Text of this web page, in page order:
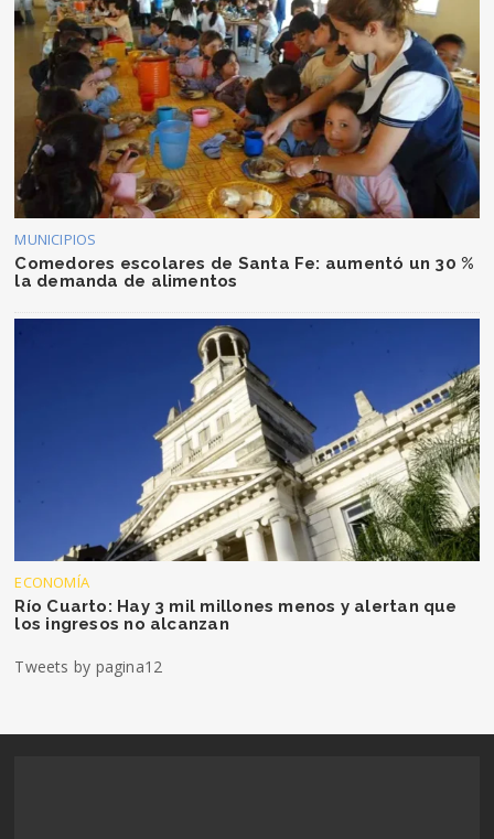
MUNICIPIOS
Comedores escolares de Santa Fe: aumentó un 30 %
la demanda de alimentos
ECONOMÍA
Río Cuarto: Hay 3 mil millones menos y alertan que
los ingresos no alcanzan
Tweets by pagina12